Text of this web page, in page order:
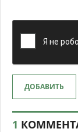
ДОБАВИТЬ
1